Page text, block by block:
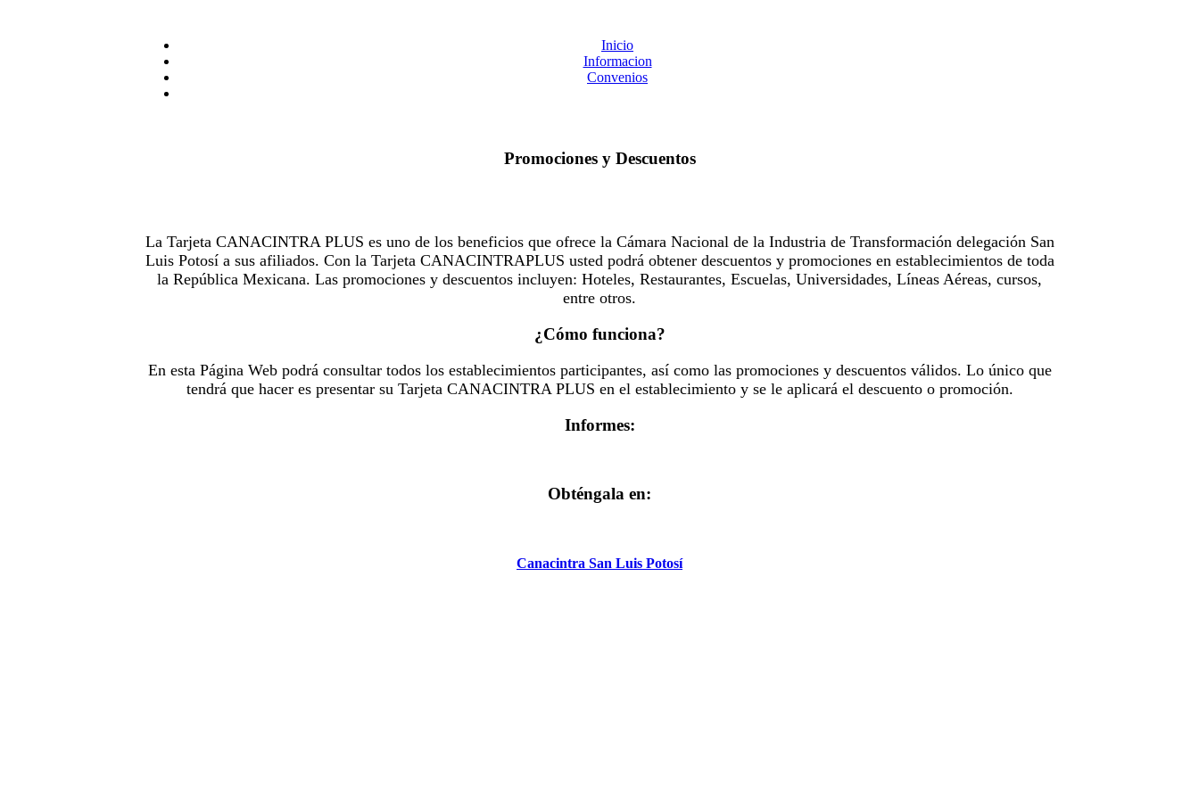
Inicio
Informacion
Convenios
Promociones y Descuentos
La Tarjeta CANACINTRA PLUS es uno de los beneficios que ofrece la Cámara Nacional de la Industria de Transformación delegación San
Luis Potosí a sus afiliados. Con la Tarjeta CANACINTRAPLUS usted podrá obtener descuentos y promociones en establecimientos de toda
la República Mexicana. Las promociones y descuentos incluyen: Hoteles, Restaurantes, Escuelas, Universidades, Líneas Aéreas, cursos,
entre otros.
¿Cómo funciona?
En esta Página Web podrá consultar todos los establecimientos participantes, así como las promociones y descuentos válidos. Lo único que
tendrá que hacer es presentar su Tarjeta CANACINTRA PLUS en el establecimiento y se le aplicará el descuento o promoción.
Informes:
Obténgala en:
Canacintra San Luis Potosí